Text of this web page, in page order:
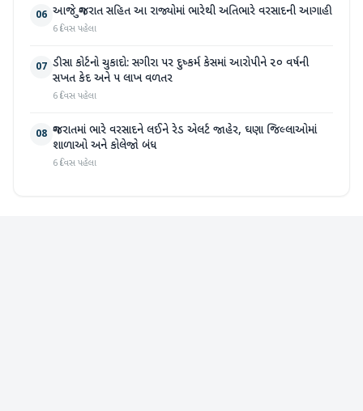
06 આજે ગુજરાત સહિત આ રાજ્યોમાં ભારેથી અતિભારે વરસાદની આગાહી
6 દિવસ પહેલા
07 ડીસા કોર્ટનો ચુકાદો: સગીરા પર દુષ્કર્મ કેસમાં આરોપીને ૨૦ વર્ષની
સખત કેદ અને ૫ લાખ વળતર
6 દિવસ પહેલા
08 ગુજરાતમાં ભારે વરસાદને લઈને રેડ એલર્ટ જાહેર, ઘણા જિલ્લાઓમાં
શાળાઓ અને કોલેજો બંધ
6 દિવસ પહેલા